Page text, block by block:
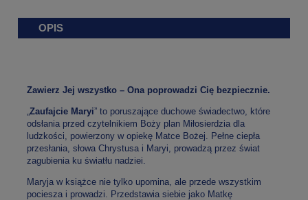
OPIS
Zawierz Jej wszystko – Ona poprowadzi Cię bezpiecznie.
Zaufajcie Maryi” to poruszające duchowe świadectwo, które
odsłania przed czytelnikiem Boży plan Miłosierdzia dla
ludzkości, powierzony w opiekę Matce Bożej. Pełne ciepła
przesłania, słowa Chrystusa i Maryi, prowadzą przez świat
zagubienia ku światłu nadziei.
Maryja w książce nie tylko upomina, ale przede wszystkim
pociesza i prowadzi. Przedstawia siebie jako Matkę